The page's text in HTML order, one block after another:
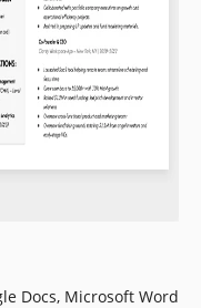
Docs, Microsoft Word